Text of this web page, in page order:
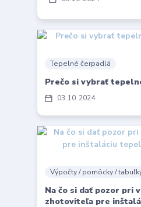
03 10 2024
Tepelné čerpadlá
Prečo si vybrať
Výpočty / pomôcky /
Na čo si dať pozor pri
zhotoviteľa pre